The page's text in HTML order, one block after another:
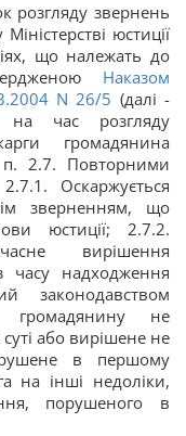
розгляду звернень
юстиції
що належать до
Наказом
N 26/5 (далі -
на час розгляду
громадянина
п. 2.7. Повторними
Оскаржується
зверненням, що
юстиції; 2.7.2.
вирішення
часу надходження
законодавством
громадянину не
або вирішене не
в першому
на інші недоліки,
порушеного в